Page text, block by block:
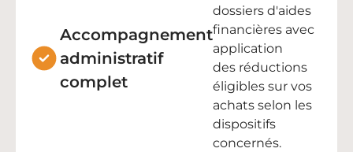
Accompagnement
administratif
complet
dossiers d'aides
financières avec
application
des réductions
éligibles sur vos
achats selon les
dispositifs
concernés.